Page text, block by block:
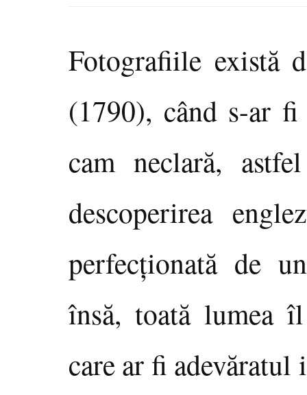
Fotografiile există
(1790), când s-ar
cam neclară,
descoperirea
perfecţionată de
însă, toată lumea
care ar fi